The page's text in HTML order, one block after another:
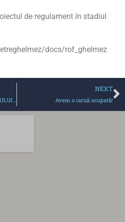
de regulament în stadiul
docs/rof_ghelmez
NEXT
Avem o iarnă ocupată!